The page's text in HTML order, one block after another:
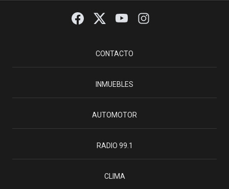
CONTACTO
INMUEBLES
AUTOMOTOR
RADIO 99.1
CLIMA